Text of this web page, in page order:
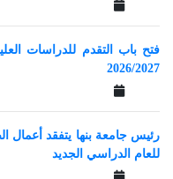
فتح باب التقدم للدراسات
2026/2027
رئيس جامعة بنها يتفقد أعمال
للعام الدراسي الجديد